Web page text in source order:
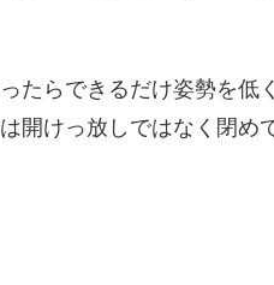
たらできるだけ姿勢を低
開けっ放しではなく閉め